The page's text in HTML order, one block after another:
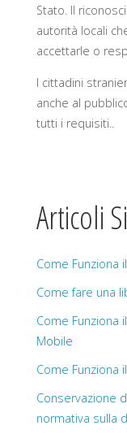
Stato. Il
autorità locali
accettarle o
I cittadini
anche al
tutti i requisiti..
Articoli
Come Funziona
Come fare una
Come Funziona
Mobile
Come Funziona
Conservazione
normativa sulla